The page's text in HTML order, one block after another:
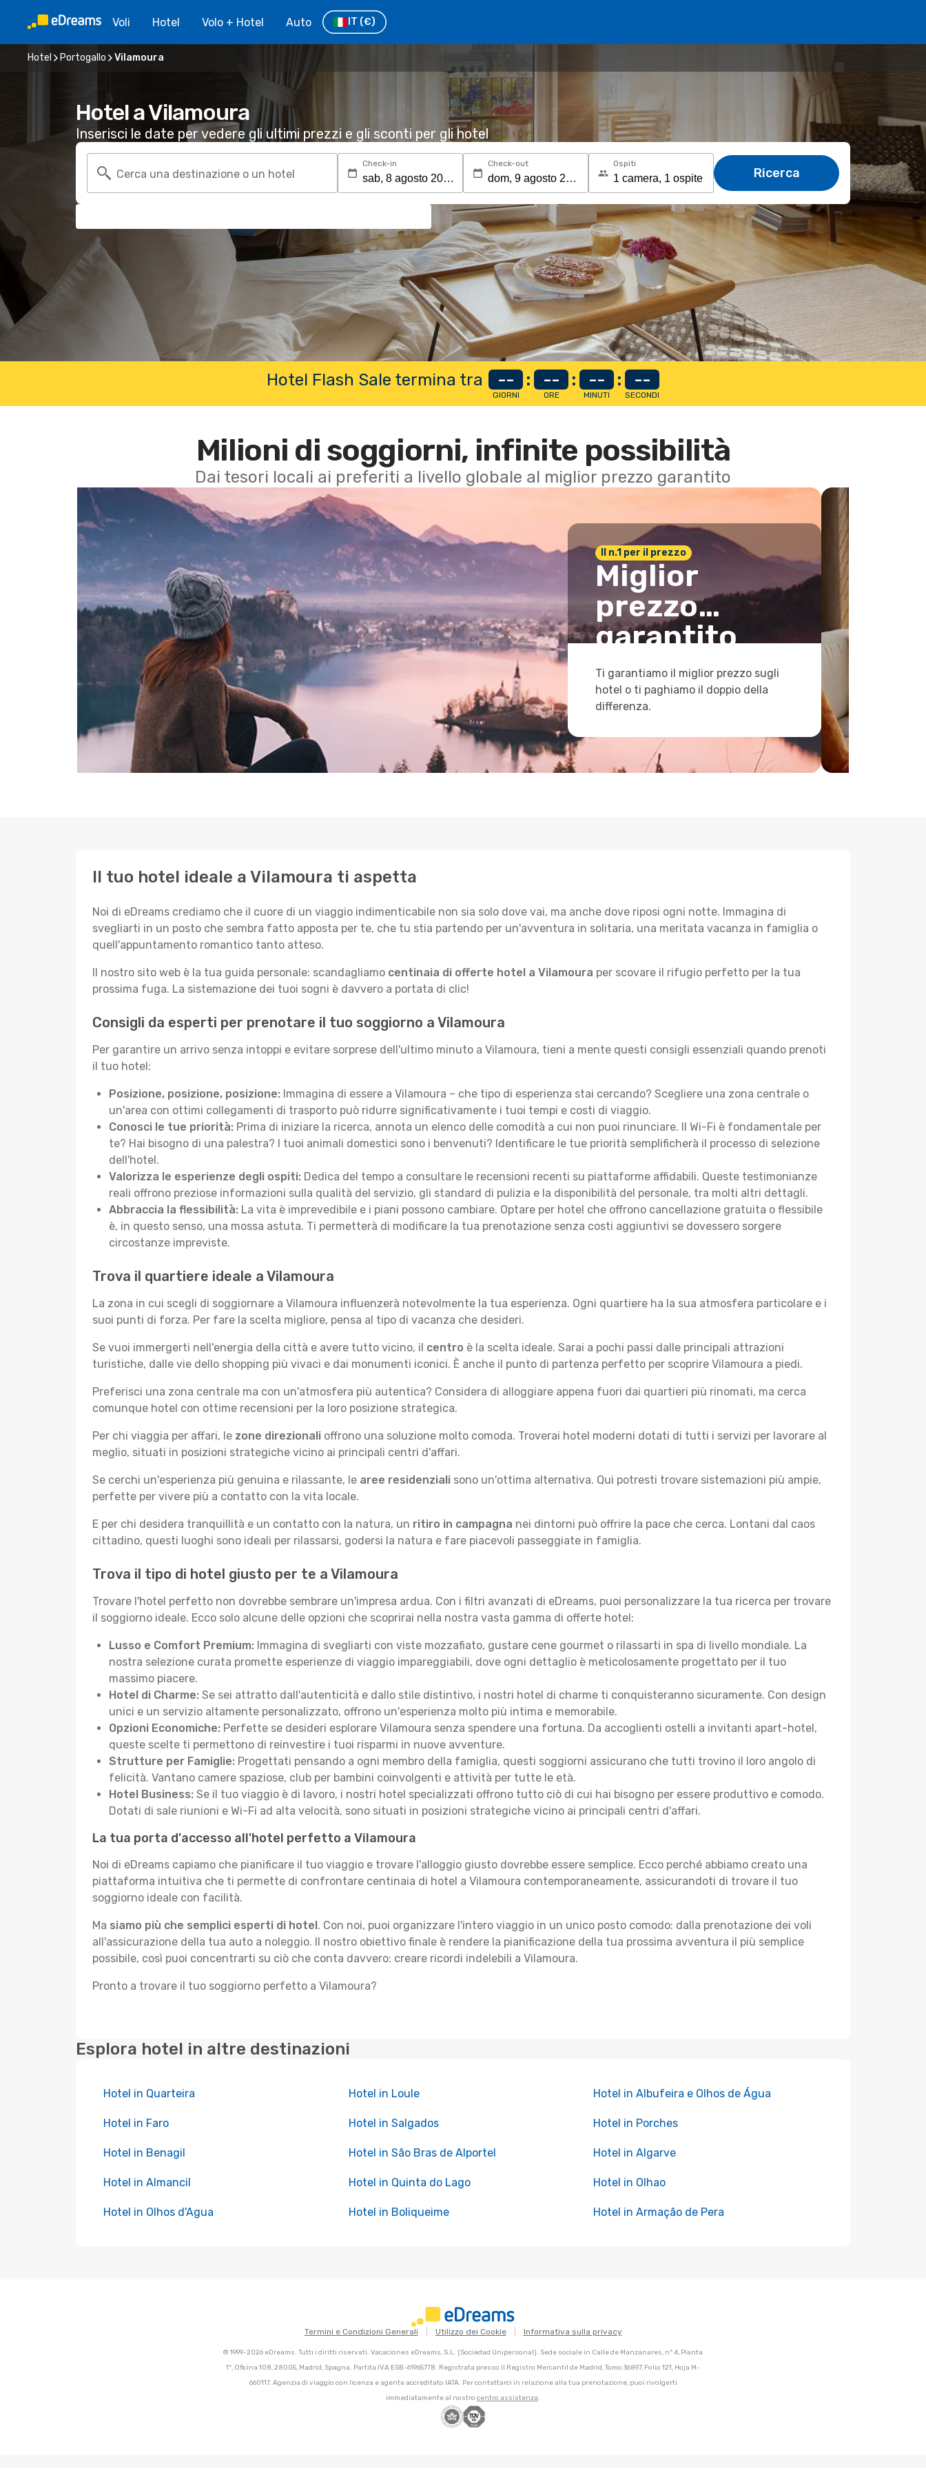
Voli Hotel Volo + Hotel Auto IT (€)
Hotel Portogallo Vilamoura
Hotel a Vilamoura
Inserisci le date per vedere gli ultimi prezzi e gli sconti per gli hotel
Cerca una destinazione o un hotel
Check-in Check-out Ospiti
Ricerca
Hotel Flash Sale termina tra --
GIORNI
: --
ORE
: --
MINUTI
: --
SECONDI
Milioni di soggiorni, infinite possibilità
Dai tesori locali ai preferiti a livello globale al miglior prezzo garantito
Il n.1 per il prezzo
Miglior
prezzo
garantito
Ti garantiamo il miglior prezzo sugli
hotel o ti paghiamo il doppio della
differenza.
Il tuo hotel ideale a Vilamoura ti aspetta
Noi di eDreams crediamo che il cuore di un viaggio indimenticabile non sia solo dove vai, ma anche dove riposi ogni notte. Immagina di
svegliarti in un posto che sembra fatto apposta per te, che tu stia partendo per un'avventura in solitaria, una meritata vacanza in famiglia o
quell'appuntamento romantico tanto atteso.
Il nostro sito web è la tua guida personale: scandagliamo centinaia di offerte hotel a Vilamoura per scovare il rifugio perfetto per la tua
prossima fuga. La sistemazione dei tuoi sogni è davvero a portata di clic!
Consigli da esperti per prenotare il tuo soggiorno a Vilamoura
Per garantire un arrivo senza intoppi e evitare sorprese dell'ultimo minuto a Vilamoura, tieni a mente questi consigli essenziali quando prenoti
il tuo hotel:
Posizione, posizione, posizione: Immagina di essere a Vilamoura – che tipo di esperienza stai cercando? Scegliere una zona centrale o
un'area con ottimi collegamenti di trasporto può ridurre significativamente i tuoi tempi e costi di viaggio.
Conosci le tue priorità: Prima di iniziare la ricerca, annota un elenco delle comodità a cui non puoi rinunciare. Il Wi-Fi è fondamentale per
te? Hai bisogno di una palestra? I tuoi animali domestici sono i benvenuti? Identificare le tue priorità semplificherà il processo di selezione
dell'hotel.
Valorizza le esperienze degli ospiti: Dedica del tempo a consultare le recensioni recenti su piattaforme affidabili. Queste testimonianze
reali offrono preziose informazioni sulla qualità del servizio, gli standard di pulizia e la disponibilità del personale, tra molti altri dettagli.
Abbraccia la flessibilità: La vita è imprevedibile e i piani possono cambiare. Optare per hotel che offrono cancellazione gratuita o flessibile
è, in questo senso, una mossa astuta. Ti permetterà di modificare la tua prenotazione senza costi aggiuntivi se dovessero sorgere
circostanze impreviste.
Trova il quartiere ideale a Vilamoura
La zona in cui scegli di soggiornare a Vilamoura influenzerà notevolmente la tua esperienza. Ogni quartiere ha la sua atmosfera particolare e i
suoi punti di forza. Per fare la scelta migliore, pensa al tipo di vacanza che desideri.
Se vuoi immergerti nell'energia della città e avere tutto vicino, il centro è la scelta ideale. Sarai a pochi passi dalle principali attrazioni
turistiche, dalle vie dello shopping più vivaci e dai monumenti iconici. È anche il punto di partenza perfetto per scoprire Vilamoura a piedi.
Preferisci una zona centrale ma con un'atmosfera più autentica? Considera di alloggiare appena fuori dai quartieri più rinomati, ma cerca
comunque hotel con ottime recensioni per la loro posizione strategica.
Per chi viaggia per affari, le zone direzionali offrono una soluzione molto comoda. Troverai hotel moderni dotati di tutti i servizi per lavorare al
meglio, situati in posizioni strategiche vicino ai principali centri d'affari.
Se cerchi un'esperienza più genuina e rilassante, le aree residenziali sono un'ottima alternativa. Qui potresti trovare sistemazioni più ampie,
perfette per vivere più a contatto con la vita locale.
E per chi desidera tranquillità e un contatto con la natura, un ritiro in campagna nei dintorni può offrire la pace che cerca. Lontani dal caos
cittadino, questi luoghi sono ideali per rilassarsi, godersi la natura e fare piacevoli passeggiate in famiglia.
Trova il tipo di hotel giusto per te a Vilamoura
Trovare l'hotel perfetto non dovrebbe sembrare un'impresa ardua. Con i filtri avanzati di eDreams, puoi personalizzare la tua ricerca per trovare
il soggiorno ideale. Ecco solo alcune delle opzioni che scoprirai nella nostra vasta gamma di offerte hotel:
Lusso e Comfort Premium: Immagina di svegliarti con viste mozzafiato, gustare cene gourmet o rilassarti in spa di livello mondiale. La
nostra selezione curata promette esperienze di viaggio impareggiabili, dove ogni dettaglio è meticolosamente progettato per il tuo
massimo piacere.
Hotel di Charme: Se sei attratto dall'autenticità e dallo stile distintivo, i nostri hotel di charme ti conquisteranno sicuramente. Con design
unici e un servizio altamente personalizzato, offrono un'esperienza molto più intima e memorabile.
Opzioni Economiche: Perfette se desideri esplorare Vilamoura senza spendere una fortuna. Da accoglienti ostelli a invitanti apart-hotel,
queste scelte ti permettono di reinvestire i tuoi risparmi in nuove avventure.
Strutture per Famiglie: Progettati pensando a ogni membro della famiglia, questi soggiorni assicurano che tutti trovino il loro angolo di
felicità. Vantano camere spaziose, club per bambini coinvolgenti e attività per tutte le età.
Hotel Business: Se il tuo viaggio è di lavoro, i nostri hotel specializzati offrono tutto ciò di cui hai bisogno per essere produttivo e comodo.
Dotati di sale riunioni e Wi-Fi ad alta velocità, sono situati in posizioni strategiche vicino ai principali centri d'affari.
La tua porta d'accesso all'hotel perfetto a Vilamoura
Noi di eDreams capiamo che pianificare il tuo viaggio e trovare l'alloggio giusto dovrebbe essere semplice. Ecco perché abbiamo creato una
piattaforma intuitiva che ti permette di confrontare centinaia di hotel a Vilamoura contemporaneamente, assicurandoti di trovare il tuo
soggiorno ideale con facilità.
Ma siamo più che semplici esperti di hotel. Con noi, puoi organizzare l'intero viaggio in un unico posto comodo: dalla prenotazione dei voli
all'assicurazione della tua auto a noleggio. Il nostro obiettivo finale è rendere la pianificazione della tua prossima avventura il più semplice
possibile, così puoi concentrarti su ciò che conta davvero: creare ricordi indelebili a Vilamoura.
Pronto a trovare il tuo soggiorno perfetto a Vilamoura?
Esplora hotel in altre destinazioni
Hotel in Quarteira Hotel in Loule Hotel in Albufeira e Olhos de Água
Hotel in Faro Hotel in Salgados Hotel in Porches
Hotel in Benagil Hotel in São Bras de Alportel Hotel in Algarve
Hotel in Almancil Hotel in Quinta do Lago Hotel in Olhao
Hotel in Olhos d'Agua Hotel in Boliqueime Hotel in Armação de Pera
Termini e Condizioni Generali Utilizzo dei Cookie Informativa sulla privacy
© 1999-2026 eDreams. Tutti i diritti riservati. Vacaciones eDreams, S.L. (Sociedad Unipersonal). Sede sociale in Calle de Manzanares, nº 4, Planta
1º, Oficina 108, 28005, Madrid, Spagna. Partita IVA ESB-61965778. Registrata presso il Registro Mercantil de Madrid, Tomo 36897, Folio 121, Hoja M-
660117. Agenzia di viaggio con licenza e agente accreditato IATA. Per contattarci in relazione alla tua prenotazione, puoi rivolgerti
immediatamente al nostro centro assistenza.